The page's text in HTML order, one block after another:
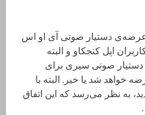
دستیار صوتی آی او اس
اپل کنجکاو و البته
دستیار صوتی سیری برای
خواهد شد یا خیر. البته با
به نظر می‌رسد که این اتفاق